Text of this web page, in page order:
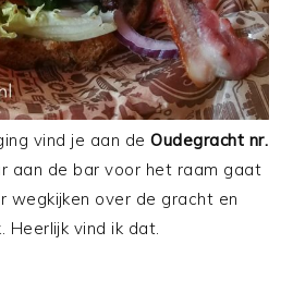
vind je aan deOudegracht nr.
aan de bar voor het raam gaat
wegkijken over de gracht en
Heerlijk vind ik dat.